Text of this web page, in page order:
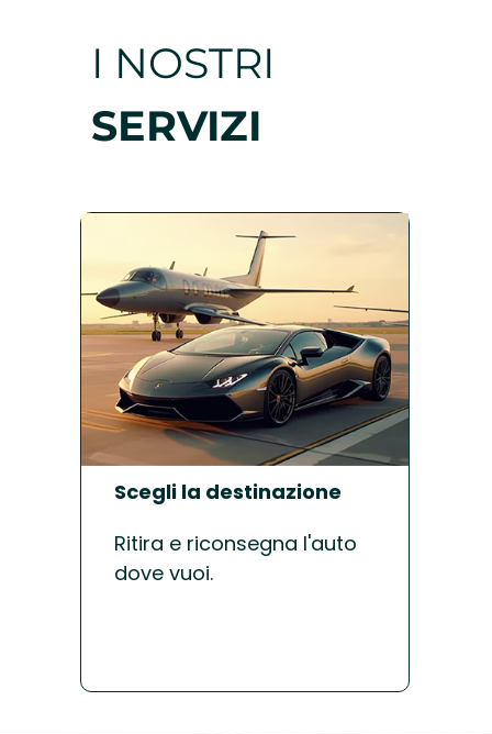
I NOSTRI
SERVIZI
Scegli la destinazione
Ritira e riconsegna l'auto
dove vuoi.